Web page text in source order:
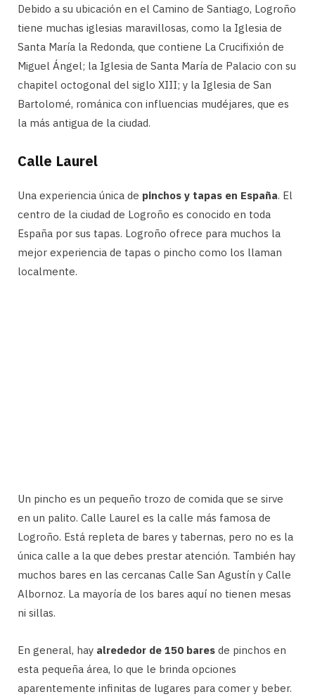
Debido a su ubicación en el Camino de Santiago, Logroño
tiene muchas iglesias maravillosas, como la Iglesia de
Santa María la Redonda, que contiene La Crucifixión de
Miguel Ángel; la Iglesia de Santa María de Palacio con su
chapitel octogonal del siglo XIII; y la Iglesia de San
Bartolomé, románica con influencias mudéjares, que es
la más antigua de la ciudad.
Calle Laurel
Una experiencia única de pinchos y tapas en España. El
centro de la ciudad de Logroño es conocido en toda
España por sus tapas. Logroño ofrece para muchos la
mejor experiencia de tapas o pincho como los llaman
localmente.
Un pincho es un pequeño trozo de comida que se sirve
en un palito. Calle Laurel es la calle más famosa de
Logroño. Está repleta de bares y tabernas, pero no es la
única calle a la que debes prestar atención. También hay
muchos bares en las cercanas Calle San Agustín y Calle
Albornoz. La mayoría de los bares aquí no tienen mesas
ni sillas.
En general, hay alrededor de 150 bares de pinchos en
esta pequeña área, lo que le brinda opciones
aparentemente infinitas de lugares para comer y beber.